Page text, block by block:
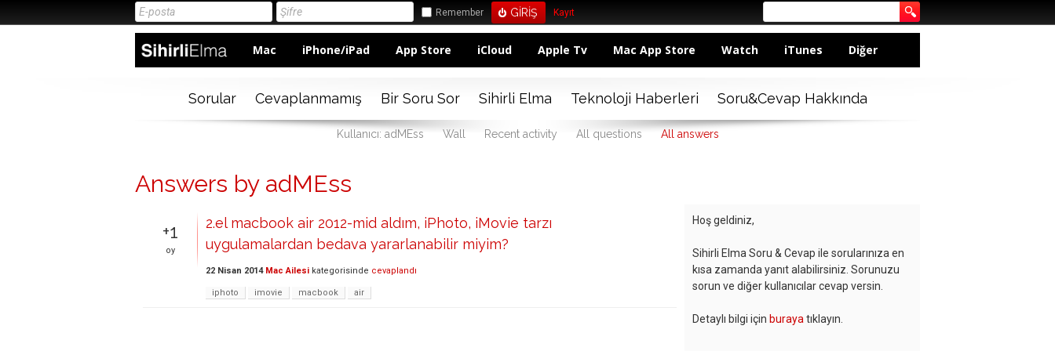
Remember Kayıt
Mac iPhone/iPad App Store iCloud Apple Tv Mac App Store Watch iTunes Diğer
Sorular Cevaplanmamış Bir Soru Sor Sihirli Elma Teknoloji Haberleri Soru&Cevap Hakkında
Kullanıcı: adMEss Wall Recent activity All questions All answers
Answers by adMEss
+1
oy
2.el macbook air 2012-mid aldım, iPhoto, iMovie tarzı
uygulamalardan bedava yararlanabilir miyim?
22 Nisan 2014 Mac Ailesi kategorisinde cevaplandı
iphoto imovie macbook air
Hoş geldiniz,
Sihirli Elma Soru & Cevap ile sorularınıza en
kısa zamanda yanıt alabilirsiniz. Sorunuzu
sorun ve diğer kullanıcılar cevap versin.
Detaylı bilgi için buraya tıklayın.